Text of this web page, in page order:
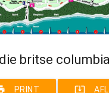
britse
PRINT system_update_alt